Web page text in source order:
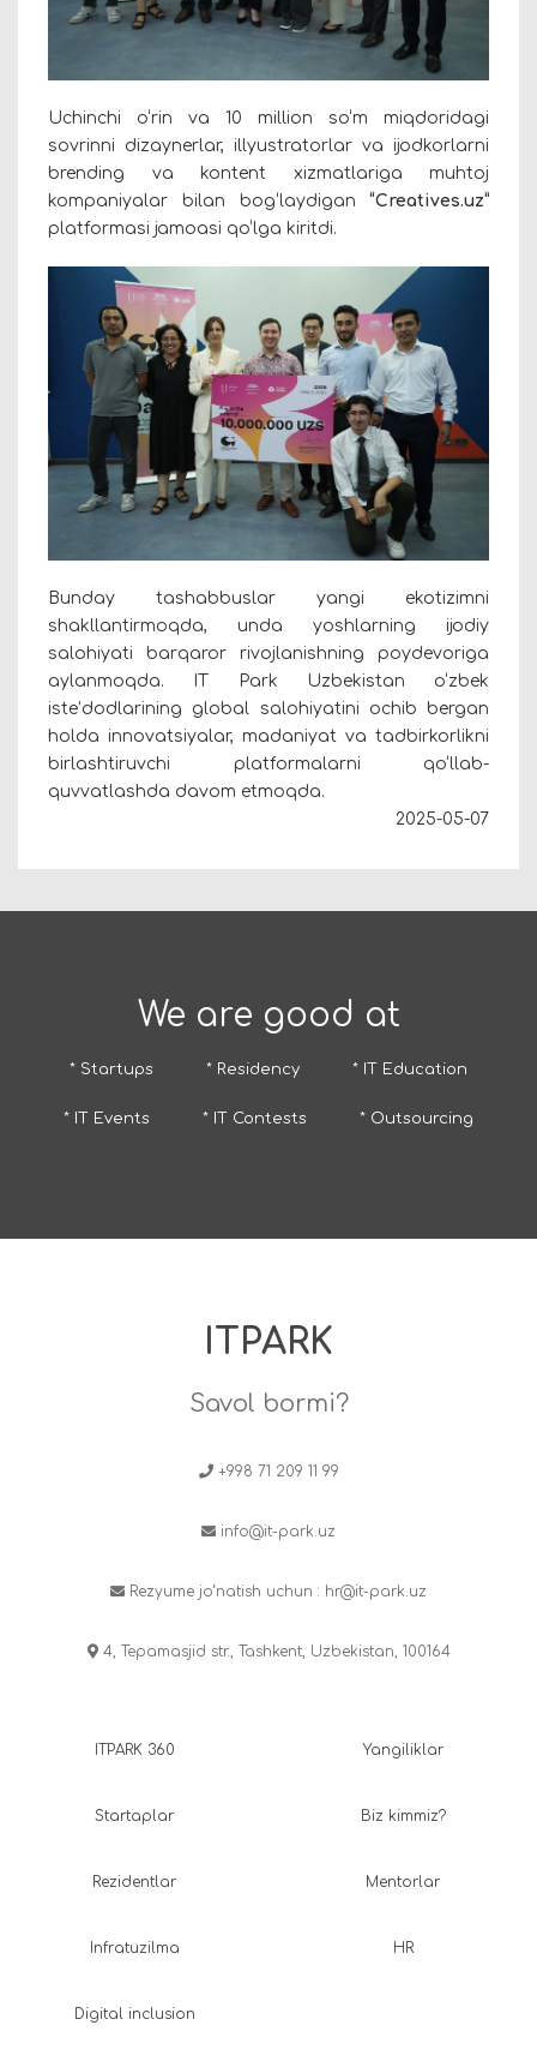
Uchinchi o‘rin va 10 million so‘m miqdoridagi
sovrinni dizaynerlar, illyustratorlar va ijodkorlarni
brending va kontent xizmatlariga muhtoj
kompaniyalar bilan bog‘laydigan“Creatives.uz”
platformasi jamoasi qo‘lga kiritdi.
Bunday tashabbuslar yangi ekotizimni
shakllantirmoqda, unda yoshlarning ijodiy
salohiyati barqaror rivojlanishning poydevoriga
aylanmoqda. IT Park Uzbekistan o‘zbek
iste’dodlarining global salohiyatini ochib bergan
holda innovatsiyalar, madaniyat va tadbirkorlikni
birlashtiruvchi platformalarni qo‘llab-
quvvatlashda davom etmoqda.
2025-05-07
We are good at
* Startups * Residency * IT Education
* IT Events * IT Contests * Outsourcing
ITPARK
Savol bormi?
+998 71 209 11 99
info@it-park.uz
Rezyume jo‘natish uchun : hr@it-park.uz
4, Tepamasjid str., Tashkent, Uzbekistan, 100164
ITPARK 360
Startaplar
Rezidentlar
Infratuzilma
Digital inclusion
Yangiliklar
Biz kimmiz?
Mentorlar
HR